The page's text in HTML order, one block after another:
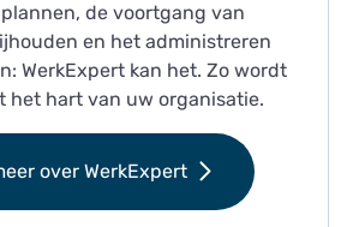
de voortgang van
en het administreren
WerkExpert kan het. Zo wordt
het hart van uw organisatie.
over WerkExpert